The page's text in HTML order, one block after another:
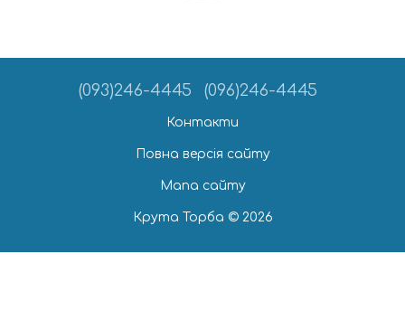
(093)246-4445 (096)246-4445
Контакти
Повна версія сайту
Мапа сайту
Крута Торба © 2026